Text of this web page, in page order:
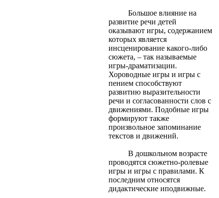
Большое влияние на
развитие речи детей
оказывают игры, содержанием
которых является
инсценирование какого-либо
сюжета, – так называемые
игры-драматизации.
Хороводные игры и игры с
пением способствуют
развитию выразительности
речи и согласованности слов с
движениями. Подобные игры
формируют также
произвольное запоминание
текстов и движений.
В дошкольном возрасте
проводятся сюжетно-ролевые
игры и игры с правилами. К
последним относятся
дидактические иподвижные.